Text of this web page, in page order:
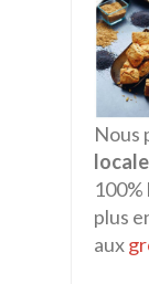
Nous
locale
plus
aux